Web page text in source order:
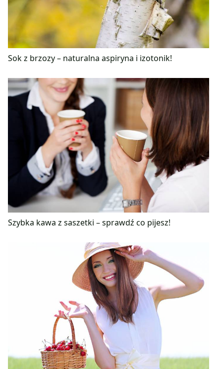
Sok z brzozy – naturalna aspiryna i izotonik!
Szybka kawa z saszetki – sprawdź co pijesz!